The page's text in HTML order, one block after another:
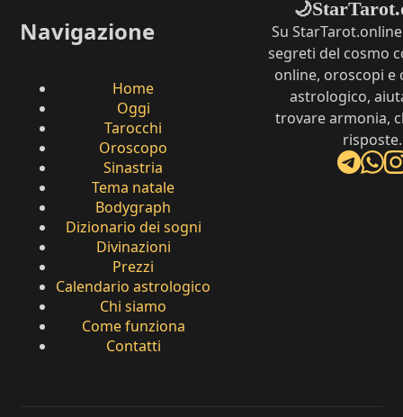
Navigazione
Home
Oggi
Tarocchi
Oroscopo
Sinastria
Tema natale
Bodygraph
Dizionario dei sogni
Divinazioni
Prezzi
Calendario astrologico
Chi siamo
Come funziona
Contatti
🌙
Su
segreti del cosmo
online, oroscopi e
astrologico,
trovare armonia,
risposte.